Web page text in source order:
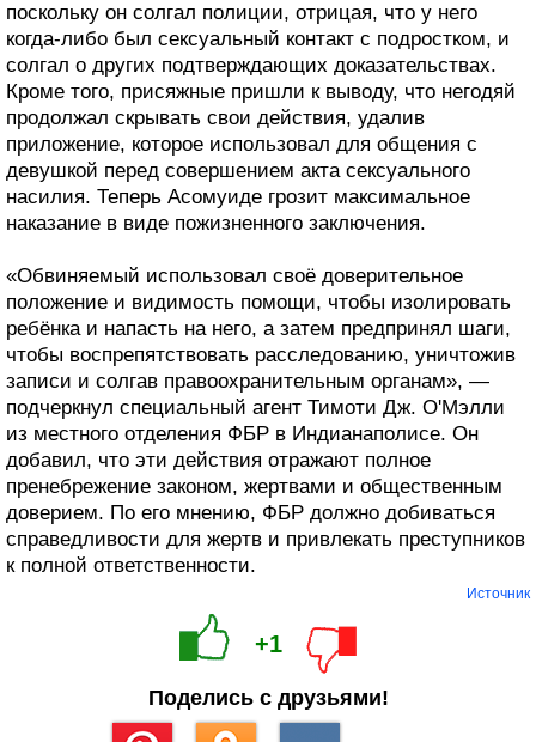
поскольку он солгал полиции, отрицая, что у него
когда-либо был сексуальный контакт с подростком, и
солгал о других подтверждающих доказательствах.
Кроме того, присяжные пришли к выводу, что негодяй
продолжал скрывать свои действия, удалив
приложение, которое использовал для общения с
девушкой перед совершением акта сексуального
насилия. Теперь Асомуиде грозит максимальное
наказание в виде пожизненного заключения.
«Обвиняемый использовал своё доверительное
положение и видимость помощи, чтобы изолировать
ребёнка и напасть на него, а затем предпринял шаги,
чтобы воспрепятствовать расследованию, уничтожив
записи и солгав правоохранительным органам», —
подчеркнул специальный агент Тимоти Дж. О'Мэлли
из местного отделения ФБР в Индианаполисе. Он
добавил, что эти действия отражают полное
пренебрежение законом, жертвами и общественным
доверием. По его мнению, ФБР должно добиваться
справедливости для жертв и привлекать преступников
к полной ответственности.
Источник
+1
Поделись с друзьями!